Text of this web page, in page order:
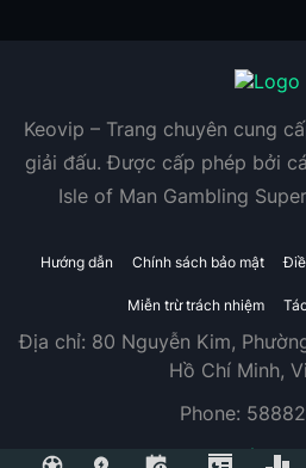
Keovip – Trang chuyên cung
giải đấu. Được cấp phép bởi
Isle of Man Gambling
Hướng dẫn Chính sách bảo mật
Miễn trừ trách nhiệm
Địa chỉ: 80 Nguyễn Kim,
Hồ Chí Minh,
Phone: